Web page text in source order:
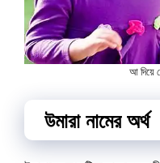
আ দিয়ে
উমারা নামের অর্থ